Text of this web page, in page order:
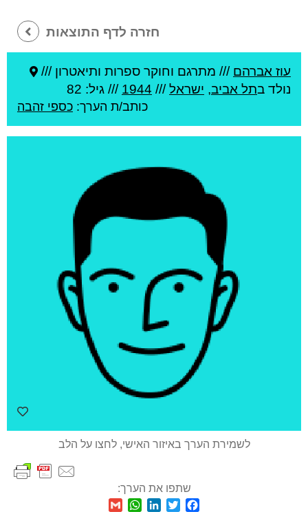
חזרה לדף התוצאות
עוז אברהם /// מתרגם וחוקר ספרות ותיאטרון ///
נולד בתל אביב, ישראל///
1944 /// גיל: 82
כותב/ת הערך: כספי זהבה
לשמירת הערך באיזור האישי, לחצו על הלב
שתפו את הערך:
Facebook
Twitter
LinkedIn
WhatsApp